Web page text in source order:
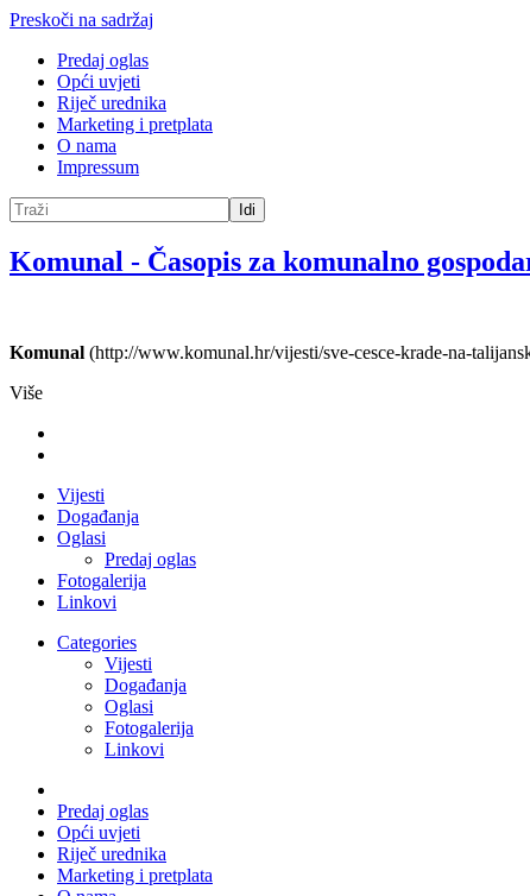
Preskoči na sadržaj
Predaj oglas
Opći uvjeti
Riječ urednika
Marketing i pretplata
O nama
Impressum
Idi
Komunal - Časopis za komunalno
Komunal (http://www.komunal.hr/vijesti/sve-cesce-krade-na-
Više
Vijesti
Događanja
Oglasi
Predaj oglas
Fotogalerija
Linkovi
Categories
Vijesti
Događanja
Oglasi
Fotogalerija
Linkovi
Predaj oglas
Opći uvjeti
Riječ urednika
Marketing i pretplata